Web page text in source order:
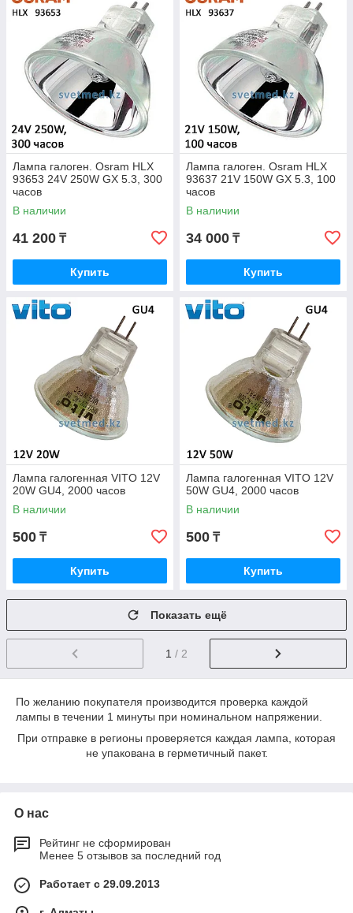
Лампа галоген. Osram HLX
93653 24V 250W GX 5.3, 300
часов
В наличии
41 200 ₸
Купить
Лампа галоген. Osram HLX
93637 21V 150W GX 5.3, 100
часов
В наличии
34 000 ₸
Купить
Лампа галогенная VITO 12V
20W GU4, 2000 часов
В наличии
500 ₸
Купить
Лампа галогенная VITO 12V
50W GU4, 2000 часов
В наличии
500 ₸
Купить
Показать ещё
1 / 2
По желанию покупателя производится проверка каждой
лампы в течении 1 минуты при номинальном напряжении.
При отправке в регионы проверяется каждая лампа, которая
не упакована в герметичный пакет.
О нас
Рейтинг не сформирован
Менее 5 отзывов за последний год
Работает с 29.09.2013